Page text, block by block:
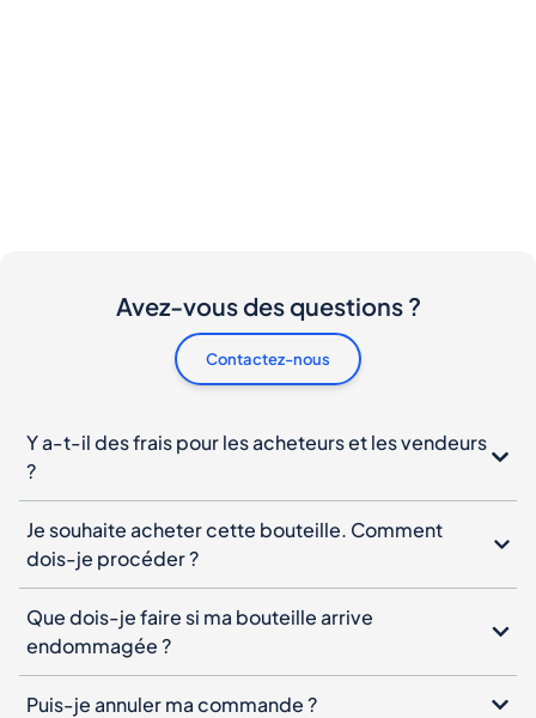
Avez-vous des questions ?
Contactez-nous
Y a-t-il des frais pour les acheteurs et les vendeurs
?
Je souhaite acheter cette bouteille. Comment
dois-je procéder ?
Que dois-je faire si ma bouteille arrive
endommagée ?
Puis-je annuler ma commande ?